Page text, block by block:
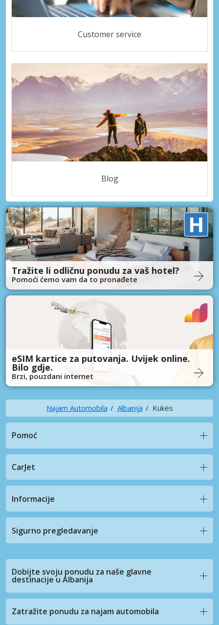
Customer service
Blog
Tražite li odličnu ponudu za vaš hotel?
Pomoći ćemo vam da to pronađete
eSIM kartice za putovanja. Uvijek online.
Bilo gdje.
Brzi, pouzdani internet
Najam Automobila Albanija Kukës
Pomoć
CarJet
Informacije
Sigurno pregledavanje
Dobijte svoju ponudu za naše glavne
destinacije u Albanija
Zatražite ponudu za najam automobila